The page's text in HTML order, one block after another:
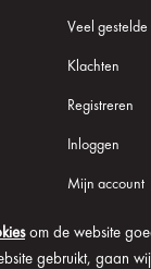
om de website
gebruikt, gaan
Veel gestelde
Klachten
Registreren
Inloggen
Mijn account